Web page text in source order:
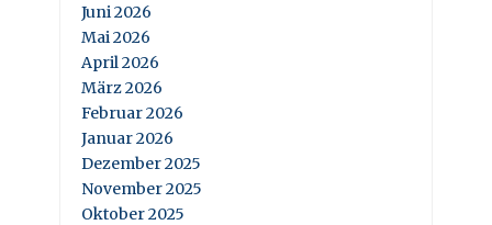
Juni 2026
Mai 2026
April 2026
März 2026
Februar 2026
Januar 2026
Dezember 2025
November 2025
Oktober 2025